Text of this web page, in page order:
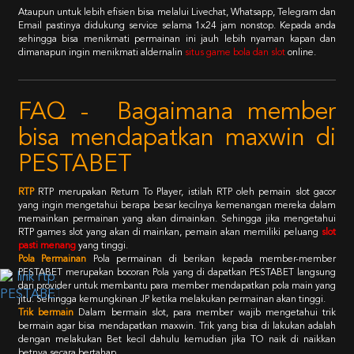
Ataupun untuk lebih efisien bisa melalui Livechat, Whatsapp, Telegram dan
Email pastinya didukung service selama 1x24 jam nonstop. Kepada anda
sehingga bisa menikmati permainan ini jauh lebih nyaman kapan dan
dimanapun ingin menikmati aldernalin situs game bola dan slot online.
FAQ - Bagaimana member
bisa mendapatkan maxwin di
PESTABET
RTP RTP merupakan Return To Player, istilah RTP oleh pemain slot gacor
yang ingin mengetahui berapa besar kecilnya kemenangan mereka dalam
memainkan permainan yang akan dimainkan. Sehingga jika mengetahui
RTP games slot yang akan di mainkan, pemain akan memiliki peluang slot
pasti menang yang tinggi.
Pola Permainan
Pola permainan di berikan kepada member-member
PESTABET merupakan bocoran Pola yang di dapatkan PESTABET langsung
dari provider untuk membantu para member mendapatkan pola main yang
jitu. Sehingga kemungkinan JP ketika melakukan permainan akan tinggi.
Trik bermain
Dalam bermain slot, para member wajib mengetahui trik
bermain agar bisa mendapatkan maxwin. Trik yang bisa di lakukan adalah
dengan melakukan Bet kecil dahulu kemudian jika TO naik di naikkan